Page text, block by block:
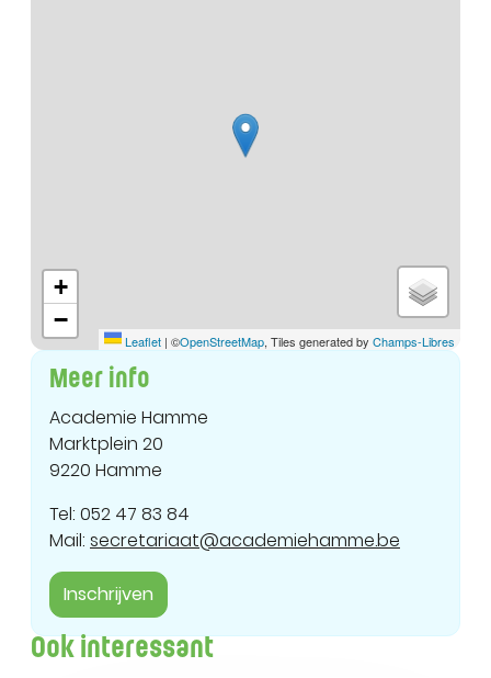
+
−
Leaflet | ©OpenStreetMap, Tiles generated by Champs-Libres
Meer info
Academie Hamme
Marktplein 20
9220 Hamme
Tel: 052 47 83 84
Mail: secretariaat@academiehamme.be
Inschrijven
Ook interessant